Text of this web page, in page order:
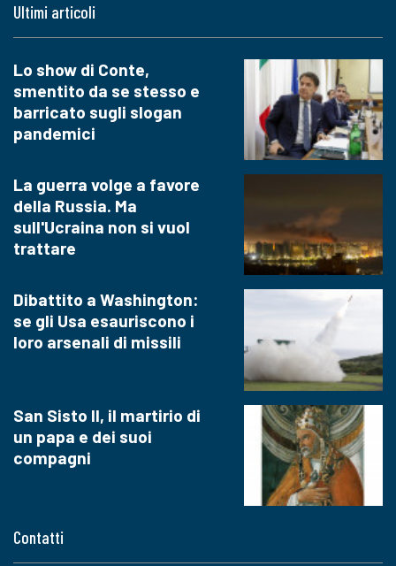
Contatti
Ultimi articoli
Lo show di Conte,
smentito da se stesso e
barricato sugli slogan
pandemici
La guerra volge a favore
della Russia. Ma
sull'Ucraina non si vuol
trattare
Dibattito a Washington:
se gli Usa esauriscono i
loro arsenali di missili
San Sisto II, il martirio di
un papa e dei suoi
compagni